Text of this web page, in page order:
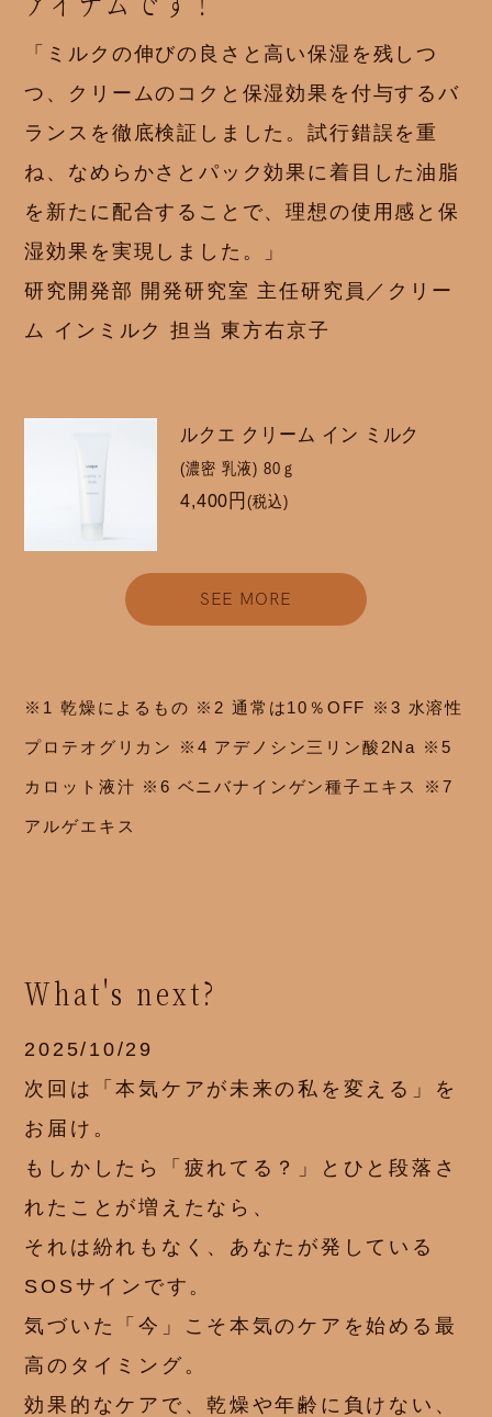
「ミルクの伸びの良さと高い保湿を残しつ
つ、クリームのコクと保湿効果を付与するバ
ランスを徹底検証しました。試行錯誤を重
ね、なめらかさとパック効果に着目した油脂
を新たに配合することで、理想の使用感と保
湿効果を実現しました。」
研究開発部 開発研究室 主任研究員／クリー
ム インミルク 担当 東方右京子
ルクエ クリーム イン ミルク
(濃密 乳液) 80ｇ
4,400円 (税込)
SEE MORE
※1 乾燥によるもの ※2 通常は10％OFF ※3 水溶性
プロテオグリカン ※4 アデノシン三リン酸2Na ※5
カロット液汁 ※6 ベニバナインゲン種子エキス ※7
アルゲエキス
What's next?
2025/10/29
次回は「本気ケアが未来の私を変える」を
お届け。
もしかしたら「疲れてる？」とひと段落さ
れたことが増えたなら、
それは紛れもなく、あなたが発している
SOSサインです。
気づいた「今」こそ本気のケアを始める最
高のタイミング。
効果的なケアで、乾燥や年齢に負けない、